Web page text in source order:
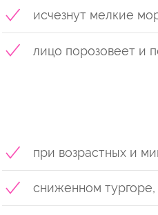
исчезнут мелкие
лицо порозовеет и
при возрастных и
сниженном